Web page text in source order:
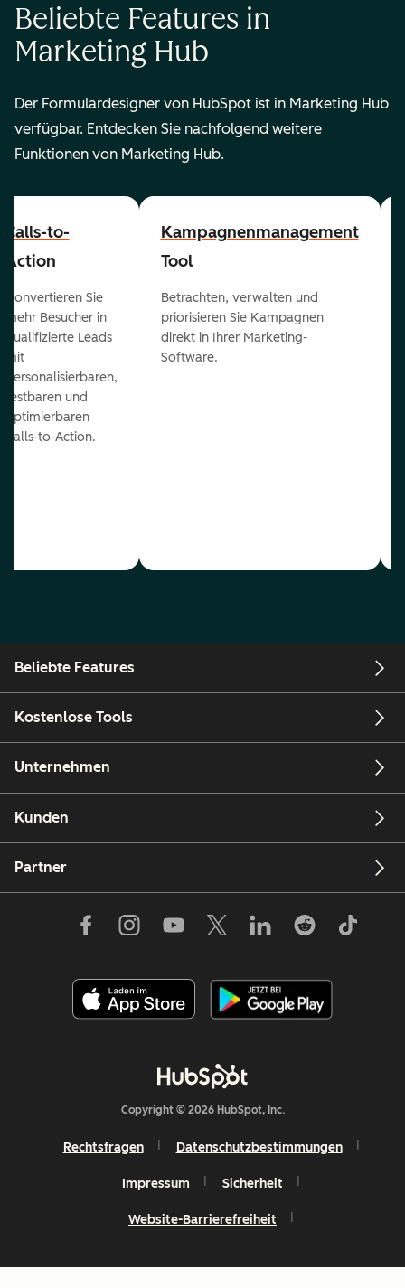
Beliebte Features in
Marketing Hub
Der Formulardesigner von HubSpot ist in Marketing Hub
verfügbar. Entdecken Sie nachfolgend weitere
Funktionen von Marketing Hub.
Calls-to-
Action
Konvertieren Sie
mehr Besucher in
qualifizierte Leads
mit
personalisierbaren,
testbaren und
optimierbaren
Calls-to-Action.
Kampagnenmanagement
Tool
Betrachten, verwalten und
priorisieren Sie Kampagnen
direkt in Ihrer Marketing-
Software.
Beliebte Features
Kostenlose Tools
Unternehmen
Kunden
Partner
Copyright © 2026 HubSpot, Inc.
Rechtsfragen Datenschutzbestimmungen
Impressum Sicherheit
Website-Barrierefreiheit